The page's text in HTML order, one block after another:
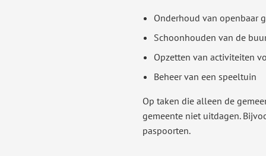
Onderhoud van openbaar
Schoonhouden van de
Opzetten van activiteiten
Beheer van een speeltuin
Op taken die alleen de
gemeente niet uitdagen.
paspoorten.